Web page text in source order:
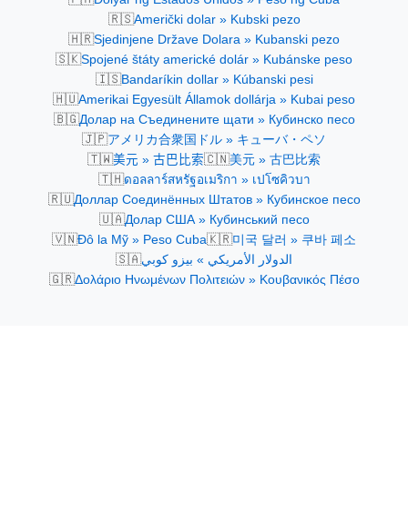
🇷🇸Američki dolar » Kubski pezo
🇭🇷Sjedinjene Države Dolara » Kubanski pezo
🇸🇰Spojené štáty americké dolár » Kubánske peso
🇮🇸Bandaríkin dollar » Kúbanski pesi
🇭🇺Amerikai Egyesült Államok dollárja » Kubai peso
🇧🇬Долар на Съединените щати » Кубинско песо
🇯🇵アメリカ合衆国ドル » キューバ・ペソ
🇹🇼美元 » 古巴比索🇨🇳美元 » 古巴比索
🇹🇭ดอลลาร์สหรัฐอเมริกา » เปโซคิวบา
🇷🇺Доллар Соединённых Штатов » Кубинское песо
🇺🇦Долар США » Кубинський песо
🇻🇳Đô la Mỹ » Peso Cuba🇰🇷미국 달러 » 쿠바 페소
🇸🇦الدولار الأمريكي » بيزو كوبي
🇬🇷Δολάριο Ηνωμένων Πολιτειών » Κουβανικός Πέσο